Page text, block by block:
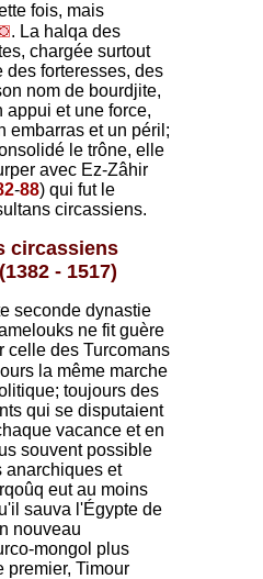
fois, mais
. La halqa des
chargée surtout
des forteresses, des
nom de bourdjite,
appui et une force,
embarras et un péril;
le trône, elle
avec Ez-Zâhir
-88) qui fut le
circassiens.
circassiens
- 1517)
seconde dynastie
ne fit guère
celle des Turcomans
la même marche
toujours des
qui se disputaient
vacance et en
souvent possible
anarchiques et
eut au moins
sauva l'Égypte de
nouveau
mongol plus
premier, Timour